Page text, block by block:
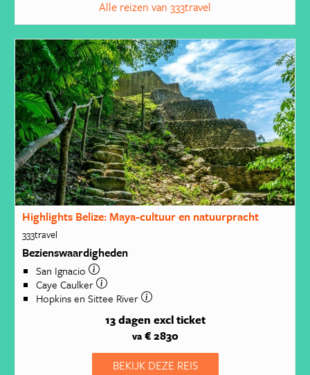
Alle reizen van 333travel
Highlights Belize: Maya-cultuur en natuurpracht
333travel
Bezienswaardigheden
San Ignacio
Caye Caulker
Hopkins en Sittee River
13 dagen excl ticket
va€ 2830
BEKIJK DEZE REIS